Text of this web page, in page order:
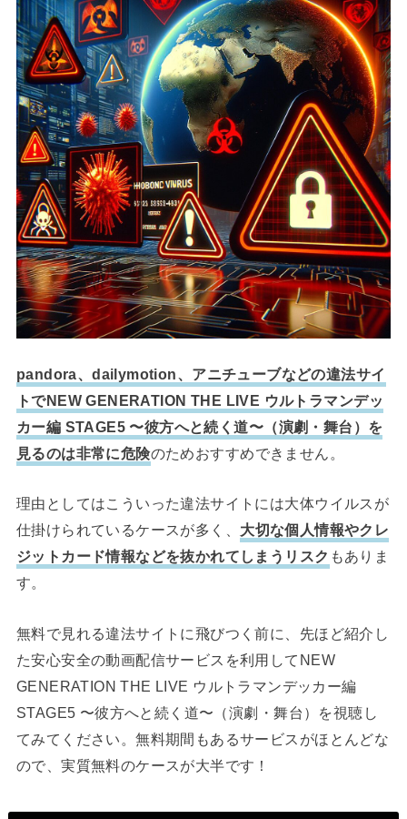
pandora、dailymotion、アニチューブなどの違法サイ
トでNEW GENERATION THE LIVE ウルトラマンデッ
カー編 STAGE5 〜彼方へと続く道〜（演劇・舞台）を
見るのは非常に危険のためおすすめできません。
理由としてはこういった違法サイトには大体ウイルスが
仕掛けられているケースが多く、 大切な個人情報やクレ
ジットカード情報などを抜かれてしまうリスク もありま
す。
無料で見れる違法サイトに飛びつく前に、先ほど紹介し
た安心安全の動画配信サービスを利用してNEW
GENERATION THE LIVE ウルトラマンデッカー編
STAGE5 〜彼方へと続く道〜（演劇・舞台）を視聴し
てみてください。無料期間もあるサービスがほとんどな
ので、実質無料のケースが大半です！